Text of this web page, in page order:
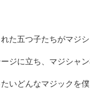
た五つ子たちがマジ
ジに立ち、マジシャ
いどんなマジックを